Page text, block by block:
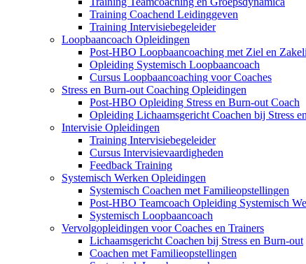
Training Coachend Leidinggeven
Training Intervisiebegeleider
Loopbaancoach Opleidingen
Post-HBO Loopbaancoaching met Ziel en
Opleiding Systemisch Loopbaancoach
Cursus Loopbaancoaching voor Coaches
Stress en Burn-out Coaching Opleidingen
Post-HBO Opleiding Stress en Burn-out Coach
Opleiding Lichaamsgericht Coachen bij Stress
Intervisie Opleidingen
Training Intervisiebegeleider
Cursus Intervisievaardigheden
Feedback Training
Systemisch Werken Opleidingen
Systemisch Coachen met Familieopstellingen
Post-HBO Teamcoach Opleiding Systemisch
Systemisch Loopbaancoach
Vervolgopleidingen voor Coaches en Trainers
Lichaamsgericht Coachen bij Stress en Burn-out
Coachen met Familieopstellingen